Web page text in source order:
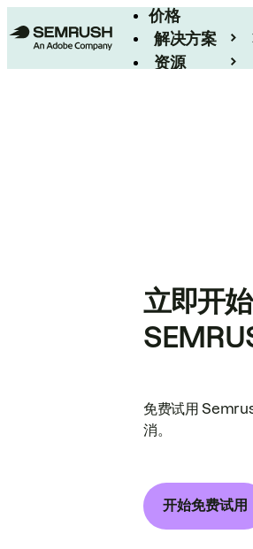
价格
解决方案
资源
立即开
免费试用
消。
开始免费试用